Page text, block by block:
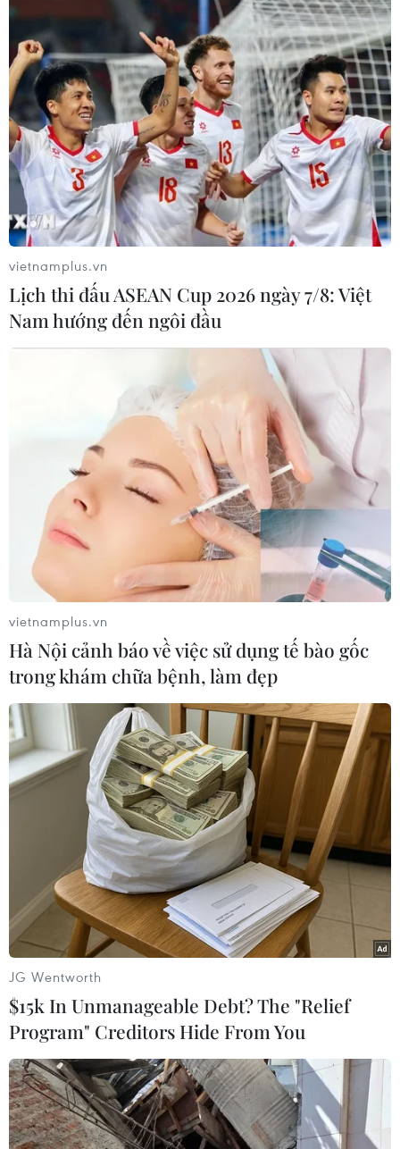
Thương mại điện tử sẽ tiếp tục tăng
trưởng mạnh trong năm 2021
10/01/2021 12:25
Trong năm 2021 này, Bộ Công Thương đẩy mạnh triển
khai Kế hoạch tổng thể phát triển thương mại điện tử
quốc gia giai đoạn 2021-2025 đã được Thủ tướng Chính
Không để xảy ra khan hàng, sốt giá trong
dịp Tết Nguyên đán 2021
25/01/2021 08:31
Theo Bộ Công Thương, nguồn cung hàng hóa sẽ đáp
ứng tốt nhu cầu tiêu dùng kể cả những giai đoạn tăng
mạnh dịp gần Tết nên thị trường sẽ không có hiện tượng
thiếu hàng, tăng giá.
vietnamplus.vn
Lịch thi đấu ASEAN Cup 2026 ngày 7/8: Việt
Nam hướng đến ngôi đầu
vietnamplus.vn
Hà Nội cảnh báo về việc sử dụng tế bào gốc
trong khám chữa bệnh, làm đẹp
JG Wentworth
$15k In Unmanageable Debt? The "Relief
Program" Creditors Hide From You